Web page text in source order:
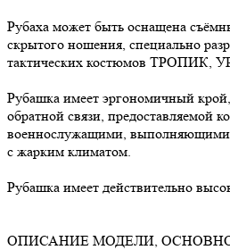
Рубаха может быть оснащена
скрытого ношения, специально
тактических костюмов
Рубашка имеет эргономичный
обратной связи, предоставляемой
военнослужащими, выполняющими
с жарким климатом.
Рубашка имеет действительно
ОПИСАНИЕ МОДЕЛИ,